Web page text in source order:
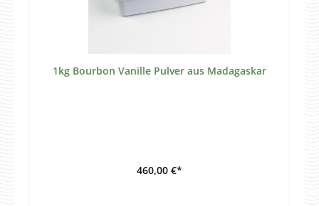
1kg Bourbon Vanille Pulver aus Madagaskar
460,00 €*